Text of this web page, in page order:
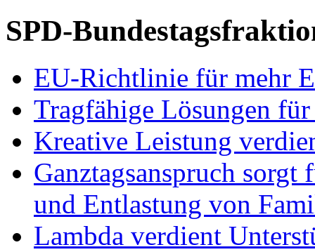
SPD-
EU-Richtlinie für mehr
Tragfähige Lösungen
Kreative Leistung
Ganztagsanspruch
und Entlastung von
Lambda verdient